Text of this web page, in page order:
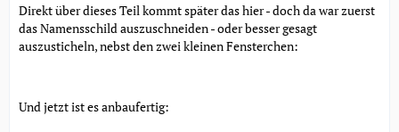
Direkt über dieses Teil kommt später das hier - doch da war zuerst
das Namensschild auszuschneiden - oder besser gesagt
auszusticheln, nebst den zwei kleinen Fensterchen:
Und jetzt ist es anbaufertig: